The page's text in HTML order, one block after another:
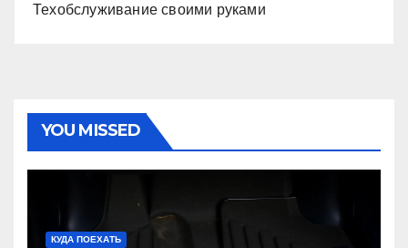
Техобслуживание своими руками
YOU MISSED
КУДА ПОЕХАТЬ